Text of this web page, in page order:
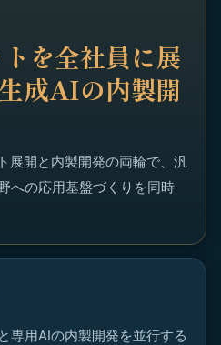
を全社員に展
成AIの内製開
展開と内製開発の両輪で、汎
への応用基盤づくりを同時
専用AIの内製開発を並行する